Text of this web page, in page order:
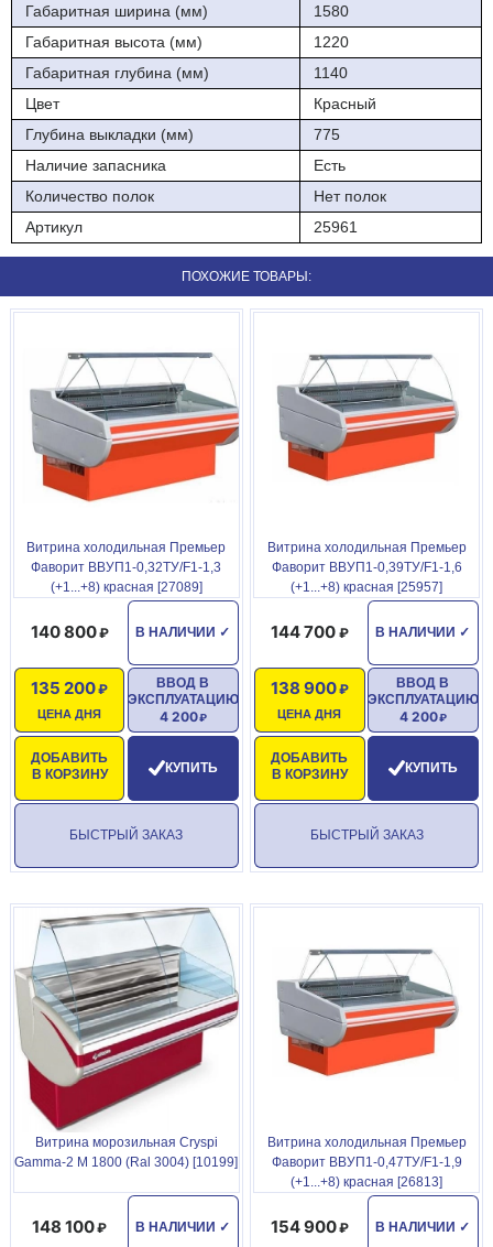
Габаритная ширина (мм)
1580
Габаритная высота (мм)
1220
Габаритная глубина (мм)
1140
Цвет
Красный
Глубина выкладки (мм)
775
Наличие запасника
Есть
Количество полок
Нет полок
Артикул
25961
ПОХОЖИЕ ТОВАРЫ:
Витрина холодильная Премьер
Фаворит ВВУП1-0,32ТУ/F1-1,3
(+1...+8) красная [27089]
В НАЛИЧИИ ✓
140 800
ЦЕНА ДНЯ
135 200
ДОБАВИТЬ
В КОРЗИНУ
ВВОД В
ЭКСПЛУАТАЦИЮ
4 200
КУПИТЬ
БЫСТРЫЙ ЗАКАЗ
Витрина холодильная Премьер
Фаворит ВВУП1-0,39ТУ/F1-1,6
(+1...+8) красная [25957]
В НАЛИЧИИ ✓
144 700
ЦЕНА ДНЯ
138 900
ДОБАВИТЬ
В КОРЗИНУ
ВВОД В
ЭКСПЛУАТАЦИЮ
4 200
КУПИТЬ
БЫСТРЫЙ ЗАКАЗ
Витрина морозильная Cryspi
Gamma-2 М 1800 (Ral 3004) [10199]
В НАЛИЧИИ ✓
148 100
Витрина холодильная Премьер
Фаворит ВВУП1-0,47ТУ/F1-1,9
(+1...+8) красная [26813]
В НАЛИЧИИ ✓
154 900